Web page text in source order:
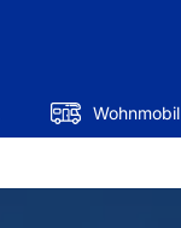
Wohnmobil